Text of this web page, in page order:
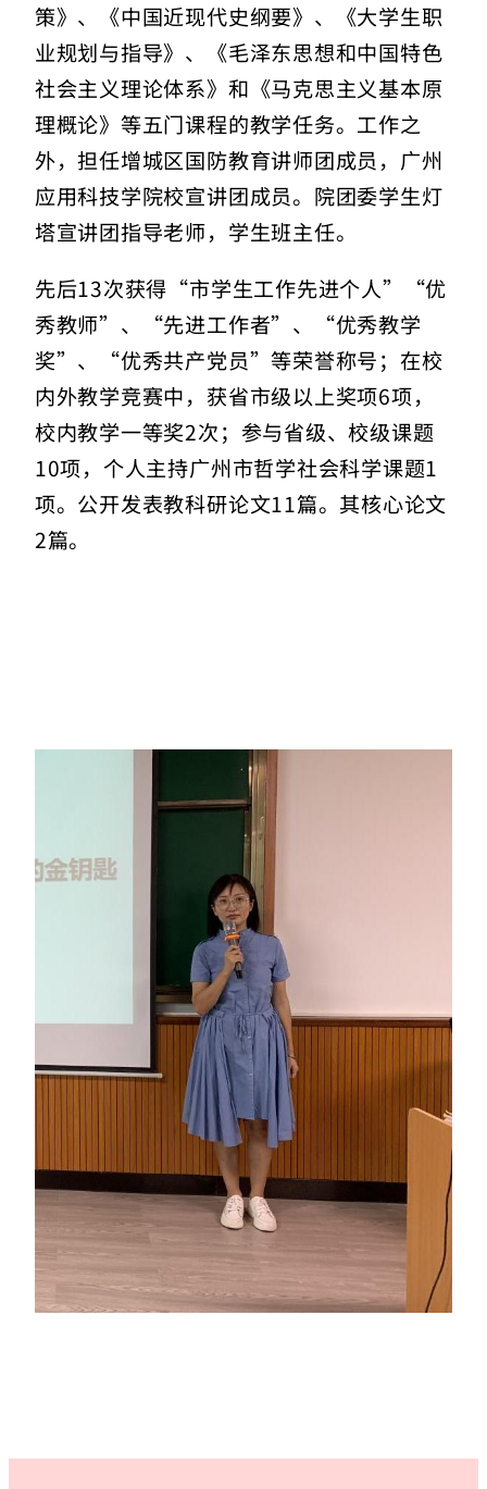
策》、《中国近现代史纲要》、《大学生职
业规划与指导》、《毛泽东思想和中国特色
社会主义理论体系》和《马克思主义基本原
理概论》等五门课程的教学任务。工作之
外，担任增城区国防教育讲师团成员，广州
应用科技学院校宣讲团成员。院团委学生灯
塔宣讲团指导老师，学生班主任。
先后13次获得“市学生工作先进个人”“优
秀教师”、“先进工作者”、“优秀教学
奖”、“优秀共产党员”等荣誉称号；在校
内外教学竞赛中，获省市级以上奖项6项，
校内教学一等奖2次；参与省级、校级课题
10项，个人主持广州市哲学社会科学课题1
项。公开发表教科研论文11篇。其核心论文
2篇。